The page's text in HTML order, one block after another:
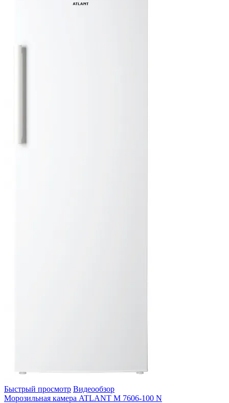
Быстрый просмотр Видеообзор
Морозильная камера ATLANT М 7606-100 N